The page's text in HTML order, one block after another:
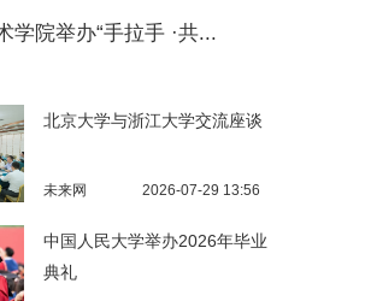
学院举办“手拉手 ·共...
北京大学与浙江大学交流座谈
未来网 2026-07-29 13:56
中国人民大学举办2026年毕业
典礼